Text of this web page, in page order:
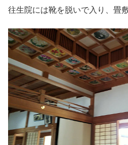
往生院には靴を脱いで入り、畳